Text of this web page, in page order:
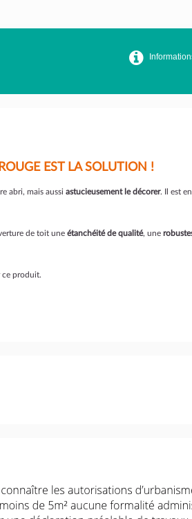
EST LA SOLUTION !
abri, mais aussi astucieusement le décorer. Il est
de toit une étanchéité de qualité, une
ce produit.